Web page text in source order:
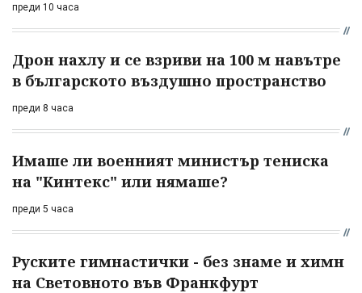
преди 10 часа
Дрон нахлу и се взриви на 100 м навътре
в българското въздушно пространство
преди 8 часа
Имаше ли военният министър тениска
на "Кинтекс" или нямаше?
преди 5 часа
Руските гимнастички - без знаме и химн
на Световното във Франкфурт